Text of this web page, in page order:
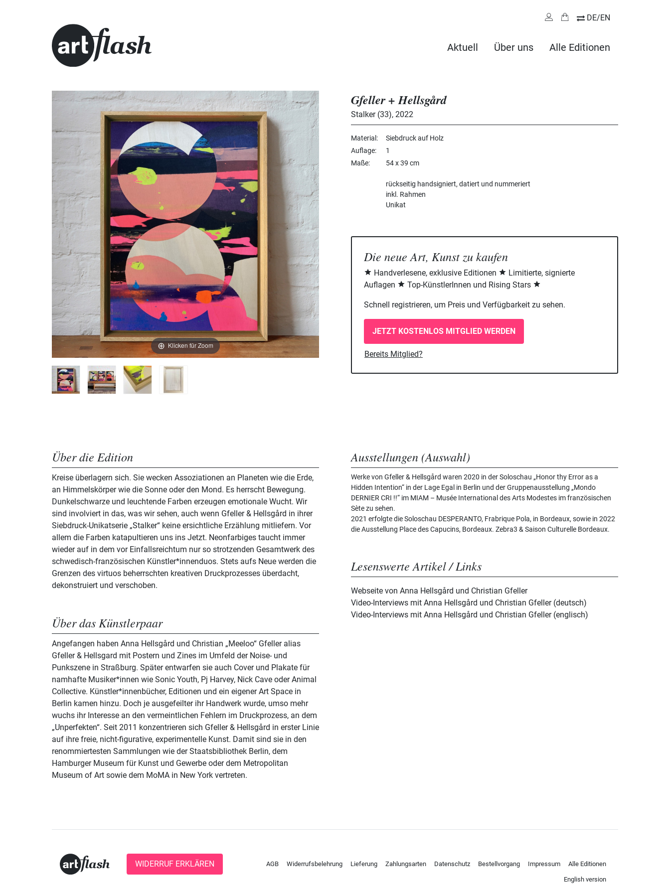
DE/EN
Aktuell Über uns Alle Editionen
Klicken für Zoom
Gfeller + Hellsgård
Stalker (33), 2022
Material
Siebdruck auf Holz
Auflage
1
Maße
54 x 39 cm
rückseitig handsigniert, datiert und nummeriert
inkl. Rahmen
Unikat
Die neue Art, Kunst zu kaufen
Handverlesene, exklusive Editionen
Limitierte, signierte
Auflagen
Top-KünstlerInnen und Rising Stars
Schnell registrieren, um Preis und Verfügbarkeit zu sehen.
JETZT KOSTENLOS MITGLIED WERDEN
Bereits Mitglied?
Über die Edition
Kreise überlagern sich. Sie wecken Assoziationen an Planeten wie die Erde,
an Himmelskörper wie die Sonne oder den Mond. Es herrscht Bewegung.
Dunkelschwarze und leuchtende Farben erzeugen emotionale Wucht. Wir
sind involviert in das, was wir sehen, auch wenn Gfeller & Hellsgård in ihrer
Siebdruck-Unikatserie „Stalker“ keine ersichtliche Erzählung mitliefern. Vor
allem die Farben katapultieren uns ins Jetzt. Neonfarbiges taucht immer
wieder auf in dem vor Einfallsreichtum nur so strotzenden Gesamtwerk des
schwedisch-französischen Künstler*innenduos. Stets aufs Neue werden die
Grenzen des virtuos beherrschten kreativen Druckprozesses überdacht,
dekonstruiert und verschoben.
Über das Künstlerpaar
Angefangen haben Anna Hellsgård und Christian „Meeloo“ Gfeller alias
Gfeller & Hellsgard mit Postern und Zines im Umfeld der Noise- und
Punkszene in Straßburg. Später entwarfen sie auch Cover und Plakate für
namhafte Musiker*innen wie Sonic Youth, Pj Harvey, Nick Cave oder Animal
Collective. Künstler*innenbücher, Editionen und ein eigener Art Space in
Berlin kamen hinzu. Doch je ausgefeilter ihr Handwerk wurde, umso mehr
wuchs ihr Interesse an den vermeintlichen Fehlern im Druckprozess, an dem
„Unperfekten“. Seit 2011 konzentrieren sich Gfeller & Hellsgård in erster Linie
auf ihre freie, nicht-figurative, experimentelle Kunst. Damit sind sie in den
renommiertesten Sammlungen wie der Staatsbibliothek Berlin, dem
Hamburger Museum für Kunst und Gewerbe oder dem Metropolitan
Museum of Art sowie dem MoMA in New York vertreten.
Ausstellungen (Auswahl)
Werke von Gfeller & Hellsgård waren 2020 in der Soloschau „Honor thy Error as a
Hidden Intention“ in der Lage Egal in Berlin und der Gruppenausstellung „Mondo
DERNIER CRI !!“ im MIAM – Musée International des Arts Modestes im französischen
Sète zu sehen.
2021 erfolgte die Soloschau DESPERANTO, Frabrique Pola, in Bordeaux, sowie in 2022
die Ausstellung Place des Capucins, Bordeaux. Zebra3 & Saison Culturelle Bordeaux.
Lesenswerte Artikel / Links
Webseite von Anna Hellsgård und Christian Gfeller
Video-Interviews mit Anna Hellsgård und Christian Gfeller (deutsch)
Video-Interviews mit Anna Hellsgård und Christian Gfeller (englisch)
WIDERRUF ERKLÄREN AGB Widerrufsbelehrung Lieferung Zahlungsarten Datenschutz Bestellvorgang Impressum Alle Editionen
English version